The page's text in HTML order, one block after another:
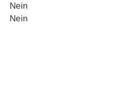
Nein
Nein